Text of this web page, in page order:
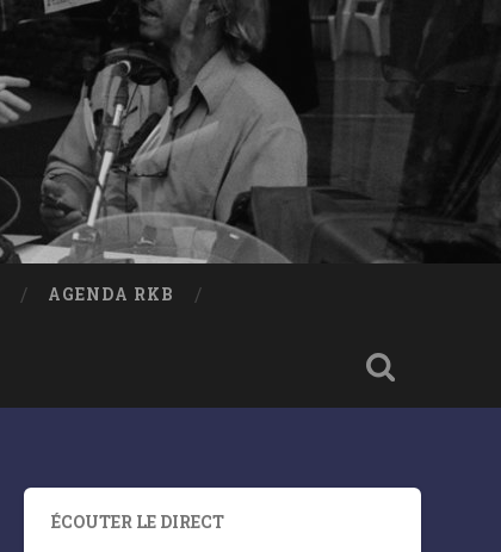
AGENDA RKB
ÉCOUTER LE DIRECT